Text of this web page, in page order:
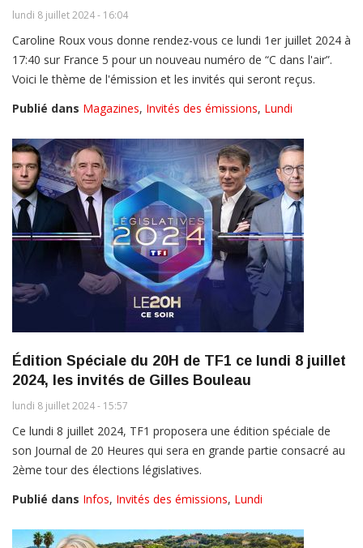
lundi 8 juillet 2024 - 16:04
Caroline Roux vous donne rendez-vous ce lundi 1er juillet 2024 à
17:40 sur France 5 pour un nouveau numéro de “C dans l'air”.
Voici le thème de l'émission et les invités qui seront reçus.
Publié dans Magazines, Invités des émissions, Lundi
Édition Spéciale du 20H de TF1 ce lundi 8 juillet
2024, les invités de Gilles Bouleau
lundi 8 juillet 2024 - 15:57
Ce lundi 8 juillet 2024, TF1 proposera une édition spéciale de
son Journal de 20 Heures qui sera en grande partie consacré au
2ème tour des élections législatives.
Publié dans Infos, Invités des émissions, Lundi